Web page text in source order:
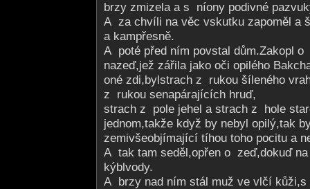
brzy zmizela a s níony podivné
A za chvíli na věc vskutku zapoměl a
a kampřesně.
A poté před ním povstal dům.Zakopl
nazeď,jež zářila jako oči opilého
oné zdi,bylstrach z rukou šíleného
z rukou senapárajících hruď,
strach z pole jehel a strach z hole
jednom,takže když by nebyl opilý,tak
zemivšeobjímající tíhou toho pocitu a
A tak tam seděl,opřen o zeď,dokuď
kýblvody.
A brzy nad ním stál muž ve vlčí